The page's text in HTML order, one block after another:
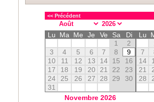
<< Précédent
Lu Ma Me Je Ve Sa
Di
1
2
3
4 5 6 7 8
9
10
11 12 13 14 15
16
17
18 19 20 21 22
23
24
25 26 27 28 29
30
31
Lu
7
14
21
28
Novembre 2026